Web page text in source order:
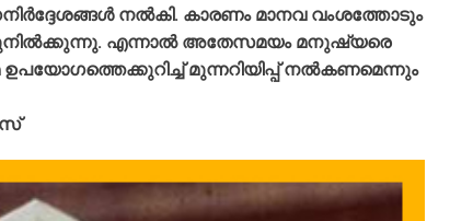
നൽകി. കാരണം മാനവ വംശത്തോടും
എന്നാൽ അതേസമയം മനുഷ്യരെ
ഉപയോഗത്തെക്കുറിച്ച് മുന്നറിയിപ്പ് നൽകണമെന്നും